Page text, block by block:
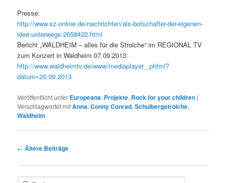
Presse:
http://www.sz-online.de/nachrichten/als-botschafter-der-eigenen-
idee-unterwegs-2658422.html
Bericht „WALDHEIM – alles für die Strolche“ im REGIONAL TV
zum Konzert in Waldheim 07.09.2013:
http://www.waldheimtv.de/www/mediaplayer_.phtml?
datum=20.09.2013
Veröffentlicht unter Europeana, Projekte, Rock for your children |
Verschlagwortet mitAnna,Conny Conrad,Schulbergstrolche,
Waldheim
Beitrags-
← Ältere Beiträge